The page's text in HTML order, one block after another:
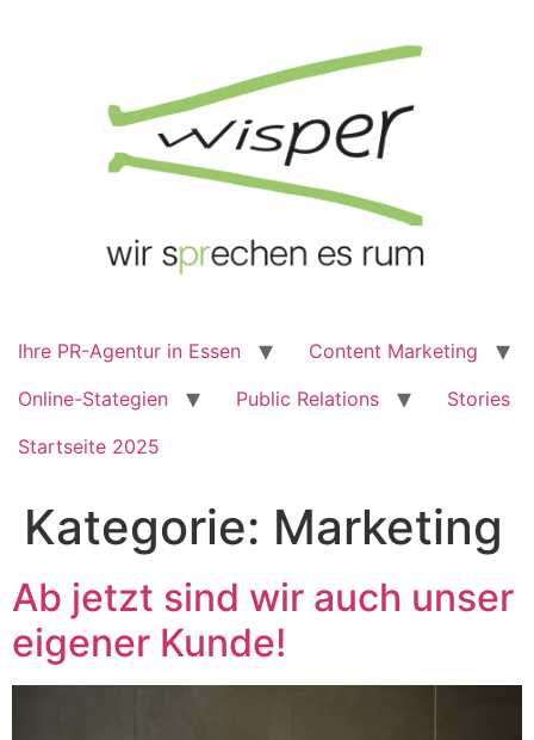
Ihre PR-Agentur in Essen
Content Marketing
Online-Stategien
Public Relations
Stories
Startseite 2025
Kategorie: Marketing
Ab jetzt sind wir auch unser
eigener Kunde!